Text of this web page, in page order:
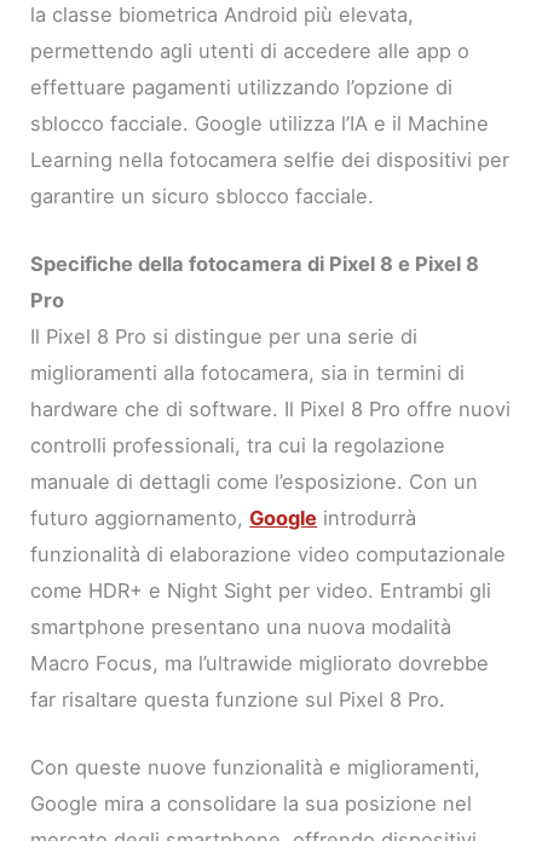
la classe biometrica Android più elevata,
permettendo agli utenti di accedere alle app o
effettuare pagamenti utilizzando l’opzione di
sblocco facciale. Google utilizza l’IA e il Machine
Learning nella fotocamera selfie dei dispositivi per
garantire un sicuro sblocco facciale.
Specifiche della fotocamera di Pixel 8 e Pixel 8
Pro
Il Pixel 8 Pro si distingue per una serie di
miglioramenti alla fotocamera, sia in termini di
hardware che di software. Il Pixel 8 Pro offre nuovi
controlli professionali, tra cui la regolazione
manuale di dettagli come l’esposizione. Con un
futuro aggiornamento,Google introdurrà
funzionalità di elaborazione video computazionale
come HDR+ e Night Sight per video. Entrambi gli
smartphone presentano una nuova modalità
Macro Focus, ma l’ultrawide migliorato dovrebbe
far risaltare questa funzione sul Pixel 8 Pro.
Con queste nuove funzionalità e miglioramenti,
Google mira a consolidare la sua posizione nel